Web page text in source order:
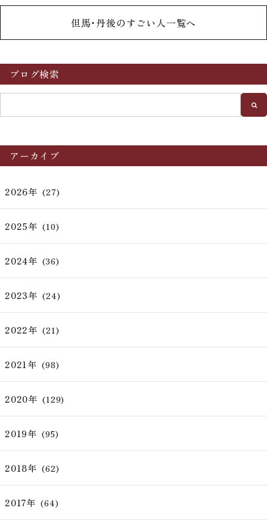
但馬・丹後のすごい人一覧へ
ブログ検索
アーカイブ
2026年 (27)
2025年 (10)
2024年 (36)
2023年 (24)
2022年 (21)
2021年 (98)
2020年 (129)
2019年 (95)
2018年 (62)
2017年 (64)